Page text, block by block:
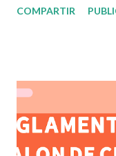
por parte de
aprendizajes claves
lograron alcanzar y
consolidar. Esto con
plan de intervención
COMPARTIR